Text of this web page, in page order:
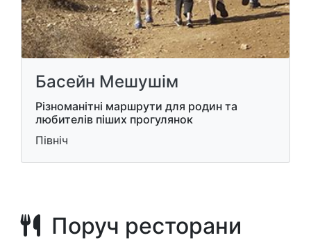
Басейн Мешушім
Різноманітні маршрути для родин та
любителів піших прогулянок
Північ
Поруч ресторани